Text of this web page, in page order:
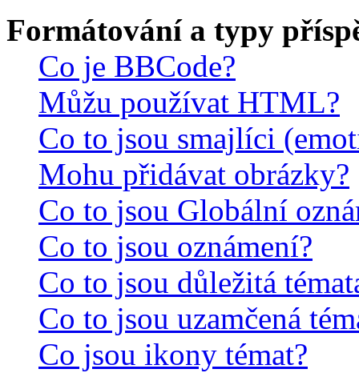
Formátování a typy
Co je BBCode?
Můžu používat HTML?
Co to jsou smajlíci
Mohu přidávat obrázky?
Co to jsou Globální
Co to jsou oznámení?
Co to jsou důležitá
Co to jsou uzamčená
Co jsou ikony témat?